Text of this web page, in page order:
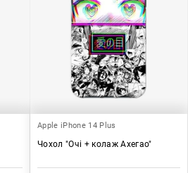
Apple iPhone 14 Plus
Чохол "Очі + колаж Ахегао"